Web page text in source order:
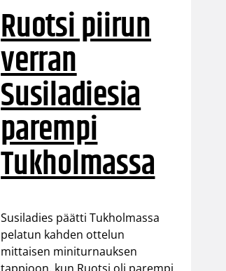
Ruotsi piirun
verran
Susiladiesia
parempi
Tukholmassa
Susiladies päätti Tukholmassa
pelatun kahden ottelun
mittaisen miniturnauksen